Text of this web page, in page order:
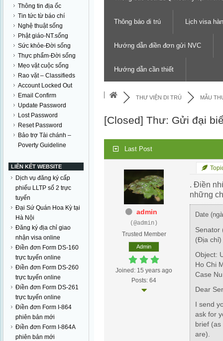
Thông tin địa ốc
Tin tức từ báo chí
Nghệ thuật sống
Phật giáo-NT.sống
Sức khỏe-Đời sống
Thực phẩm-Đời sống
Mẹo vặt cuộc sống
Rao vặt – Classifieds
Account Locked Out
Email Confirm
Update Password
Lost Password
Reset Password
Bảo trợ Tài chánh –
Poverty Guideline
LIÊN KẾT WEBSITE
Dịch vụ đăng ký cấp
phiếu LLTP số 2 trực
tuyến
Đại Sứ Quán Hoa Kỳ tại
Hà Nội
Đăng ký địa chỉ giao
nhận visa online
Điền đơn Form DS-160
trực tuyến online
Điền đơn Form DS-260
trực tuyến online
Điền đơn Form DS-261
trực tuyến online
Điền đơn Form I-864
phiên bản mới
Điền đơn Form I-864A
phiên bản mới
Thông báo di trú Lịch visa
Hướng dẫn điền đơn gửi NVC
Hướng dẫn cần thiết
THƯ VIỆN DI TRÚ MẪU
[Closed] Thư: Gửi đại
Last Post
admin
(@admin)
Trusted Member
Admin
Joined: 15 years ago
Posts: 64
. Điền
những
Date
Senator
(Địa chỉ)
Object:
Ho Chi
Case
Dear
I send
ask for
brief (as
are).